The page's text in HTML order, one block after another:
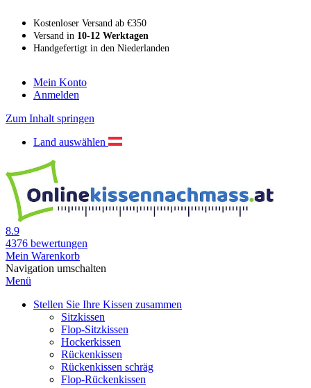
Kostenloser Versand ab €350
Versand in 10-12 Werktagen
Handgefertigt in den Niederlanden
Mein Konto
Anmelden
Zum Inhalt springen
Land auswählen
8.9
4376 bewertungen
Mein Warenkorb
Navigation umschalten
Menü
Stellen Sie Ihre Kissen zusammen
Sitzkissen
Flop-Sitzkissen
Hockerkissen
Rückenkissen
Rückenkissen schräg
Flop-Rückenkissen